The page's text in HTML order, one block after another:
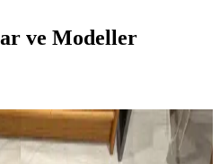
ve Modeller
REI Sırt Çantası: Hafiflik
Teknik İnceleme